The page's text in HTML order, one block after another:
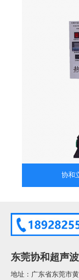
协和
东莞协和超声
地址：广东省东莞市